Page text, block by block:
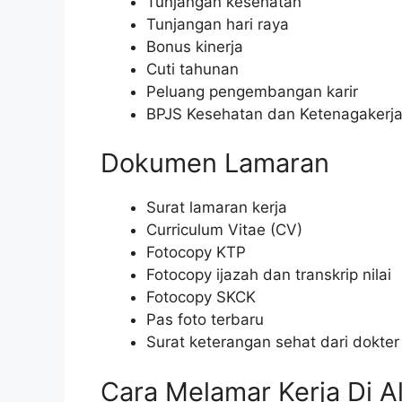
Tunjangan hari raya
Bonus kinerja
Cuti tahunan
Peluang pengembangan karir
BPJS Kesehatan dan
Dokumen Lamaran
Surat lamaran kerja
Curriculum Vitae (CV)
Fotocopy KTP
Fotocopy ijazah dan transkrip nilai
Fotocopy SKCK
Pas foto terbaru
Surat keterangan sehat dari dokter
Cara Melamar Kerja Di